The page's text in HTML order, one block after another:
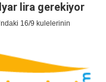
lira gerekiyor
16/9 kulelerinin